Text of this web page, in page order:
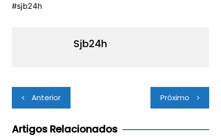
#sjb24h
Sjb24h
Navegação
de
Post
Anterior Próximo
Artigos Relacionados